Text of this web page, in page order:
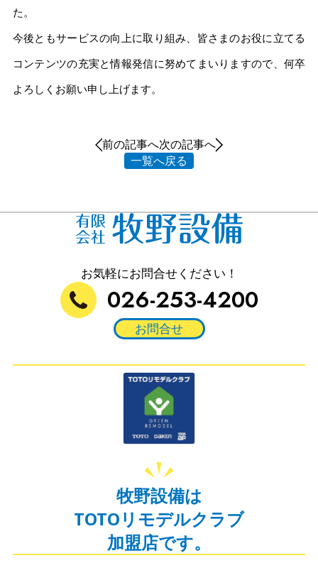
た。
今後ともサービスの向上に取り組み、皆さまのお役に立てる
コンテンツの充実と情報発信に努めてまいりますので、何卒
よろしくお願い申し上げます。
前の記事へ次の記事へ
一覧へ戻る
お気軽にお問合せください！
026-253-4200
お問合せ
牧野設備は
TOTOリモデルクラブ
加盟店です。